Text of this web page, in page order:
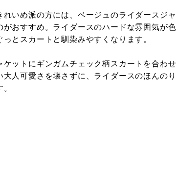
れいめ派の方には、ベージュのライダースジャ
おすすめ。ライダースのハードな雰囲気が
とスカートと馴染みやすくなります。
ットにギンガムチェック柄スカートを合わ
大人可愛さを壊さずに、ライダースのほんの